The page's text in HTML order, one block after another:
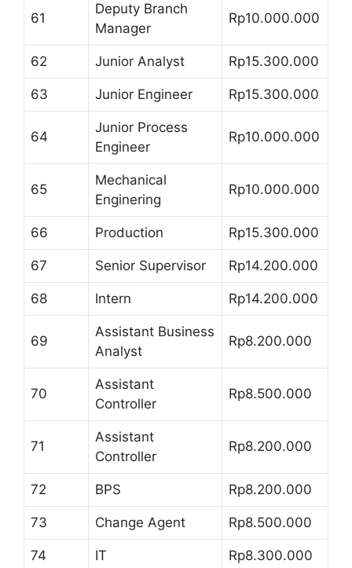
61
Deputy Branch
Manager
Rp10.000.000
62 Junior Analyst Rp15.300.000
63 Junior Engineer Rp15.300.000
64
Junior Process
Engineer
Rp10.000.000
65
Mechanical
Enginering
Rp10.000.000
66 Production Rp15.300.000
67 Senior Supervisor Rp14.200.000
68 Intern Rp14.200.000
69
Assistant Business
Analyst
Rp8.200.000
70
Assistant
Controller
Rp8.500.000
71
Assistant
Controller
Rp8.200.000
72 BPS Rp8.200.000
73 Change Agent Rp8.500.000
74 IT Rp8.300.000